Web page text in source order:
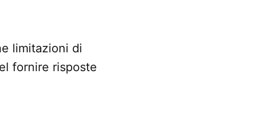
limitazioni di
fornire risposte